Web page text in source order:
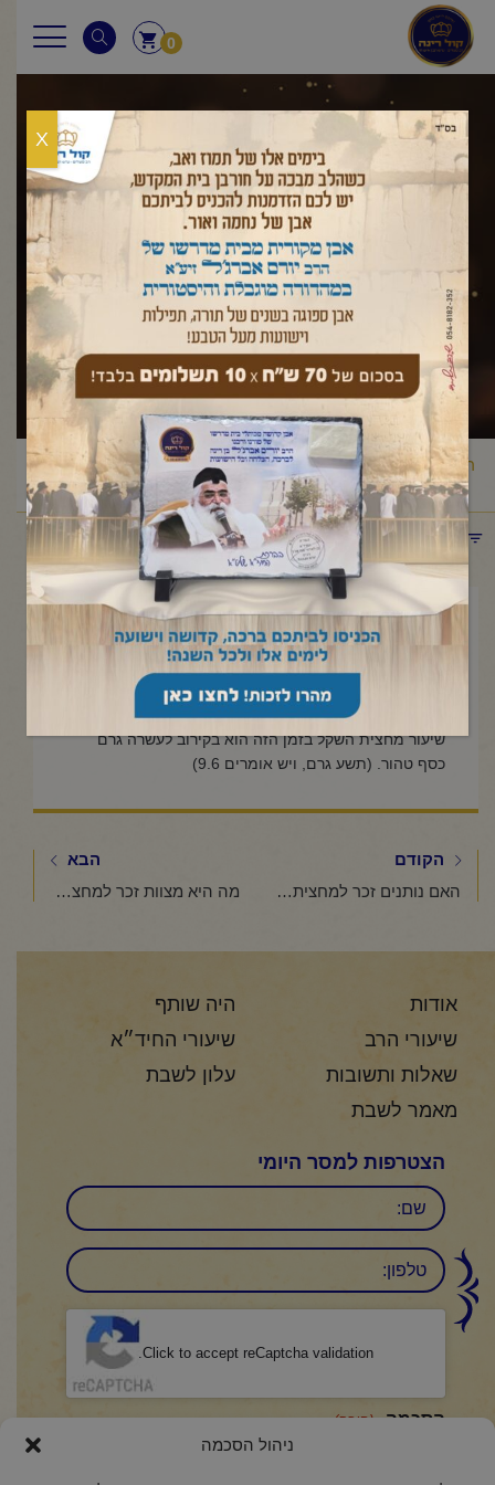
ניהול הסכמה
0
שאלות ותשובות
ראשי /שאלות ותשובות/ פורים/כמה הסכום של "מחצית השקל"
בזמן הזה?
תפריט קטגוריות
כמה הסכום של "מחצית השקל"
פברואר 20, 2023
שיעור מחצית השקל בזמן הזה הוא בקירוב לעשרה גרם
כסף טהור. (תשע גרם, ויש אומרים 9.6)
הקודם
האם נותנים זכר למחצית השקל גם בעבור נשים וקטנים?
הבא
מה היא מצוות זכר למחצית השקל?
אודות
היה שותף
שיעורי הרב
שיעורי החיד״א
שאלות ותשובות
עלון לשבת
מאמר לשבת
הצטרפות למסר היומי
שם
טלפון:
Click to accept reCaptcha validation.
הסכמה (חובה)
אני מאשר/ת כי קראתי והבנתי את
X